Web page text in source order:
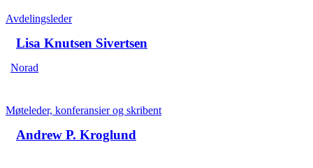
Avdelingsleder
Lisa Knutsen Sivertsen
Norad
Møteleder, konferansier og skribent
Andrew P. Kroglund